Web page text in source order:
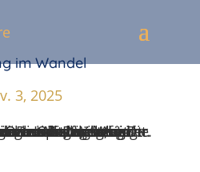
im Wandel
3, 2025